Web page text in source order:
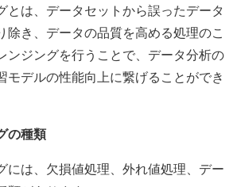
とは、データセットから誤ったデータ
除き、データの品質を高める処理のこ
ンジングを行うことで、データ分析の
モデルの性能向上に繋げることができ
の種類
には、欠損値処理、外れ値処理、デー